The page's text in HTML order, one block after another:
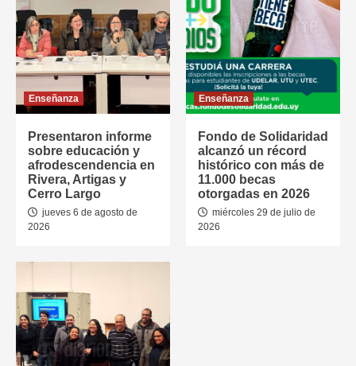
Enseñanza
Presentaron informe
sobre educación y
afrodescendencia en
Rivera, Artigas y
Cerro Largo
jueves 6 de agosto de
2026
Enseñanza
Fondo de Solidaridad
alcanzó un récord
histórico con más de
11.000 becas
otorgadas en 2026
miércoles 29 de julio de
2026